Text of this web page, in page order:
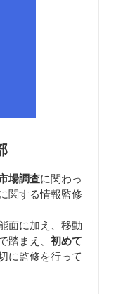
場調査に関わっ
関する情報監修
面に加え、移動
まえ、 初めて
に監修を行って